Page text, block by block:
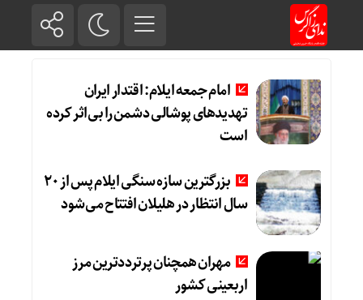
امام جمعه ایلام: اقتدار ایران
تهدیدهای پوشالی دشمن را بی‌اثر کرده
است
بزرگترین سازه سنگی ایلام پس از ۲۰
سال انتظار در هلیلان افتتاح می‌شود
مهران همچنان پرترددترین مرز
اربعینی کشور